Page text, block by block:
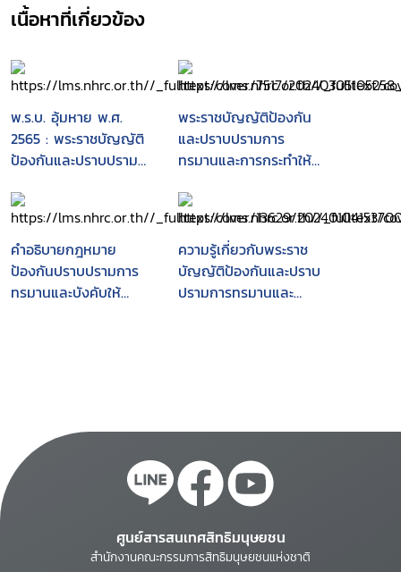
เนื้อหาที่เกี่ยวข้อง
พ.ร.บ. อุ้มหาย พ.ศ.
2565 : พระราชบัญญัติ
ป้องกันและปราบปราม
ทำให้บุคคลสูญหาย
พ.ศ.2565
พระราชบัญญัติป้องกัน
และปราบปรามการ
ทรมานและการกระทำให้
2565
คำอธิบายกฎหมาย
ป้องกันปราบปรามการ
ทรมานและบังคับให้
ความรู้เกี่ยวกับพระราช
บัญญัติป้องกันและปราบ
ปรามการทรมานและ
ศูนย์สารสนเทศสิทธิมนุษยชน
สำนักงานคณะกรรมการสิทธิมนุษยชนแห่งชาติ